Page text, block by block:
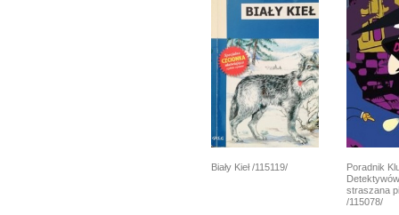
Biały Kieł /115119/
Poradnik
straszana
/115078/